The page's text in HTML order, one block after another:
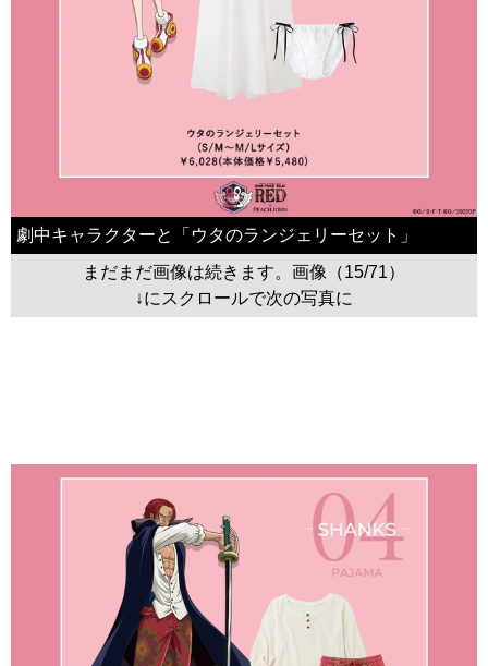
劇中キャラクターと「ウタのランジェリーセット」
まだまだ画像は続きます。画像（15/71）
↓にスクロールで次の写真に